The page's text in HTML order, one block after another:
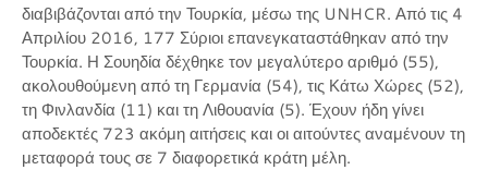
διαβιβάζονται από την Τουρκία, μέσω της UNHCR. Από τις 4
Απριλίου 2016, 177 Σύριοι επανεγκαταστάθηκαν από την
Τουρκία. Η Σουηδία δέχθηκε τον μεγαλύτερο αριθμό (55),
ακολουθούμενη από τη Γερμανία (54), τις Κάτω Χώρες (52),
τη Φινλανδία (11) και τη Λιθουανία (5). Έχουν ήδη γίνει
αποδεκτές 723 ακόμη αιτήσεις και οι αιτούντες αναμένουν τη
μεταφορά τους σε 7 διαφορετικά κράτη μέλη.